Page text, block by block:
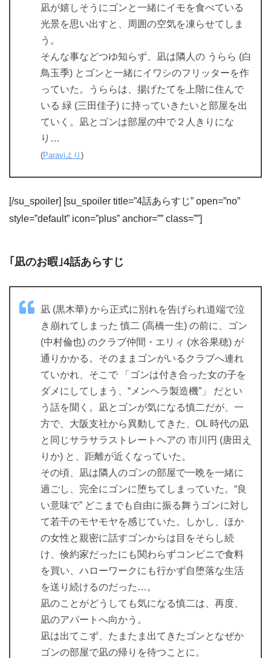
凪が嬉しそうにゴンと一緒にイモを食べている
光景を思い出すと、周囲の空気を凍らせてしま
う。
そんな事などつゆ知らず、凪は隣人の うらら (白
鳥玉季) とゴンと一緒にイワシのフリッターを作
っていた。うららは、揚げたてを上階に住んで
いる 緑 (三田佳子) に持っていきたいと部屋を出
ていく。凪とゴンは部屋の中で２人きりにな
り…
(Paraviより )
[/su_spoiler] [su_spoiler title=”4話あらすじ” open=”no”
style=”default” icon=”plus” anchor=”” class=””]
｢凪のお暇｣4話あらすじ
凪 (黒木華) から正式に別れを告げられ道端で泣
き崩れてしまった 慎二 (高橋一生) の前に、ゴン
(中村倫也) のクラブ仲間・エリィ (水谷果穂) が
通りかかる。そのままゴンがいるクラブへ連れ
ていかれ、そこで 「ゴンは付き合った女の子を
ダメにしてしまう、“メンヘラ製造機”」 だとい
う話を聞く。凪とゴンが気になる慎二だが、一
方で、大阪支社から異動してきた、OL 時代の凪
と同じサラサラストレートヘアの 市川円 (唐田え
りか) と、距離が近くなっていた。
その頃、凪は隣人のゴンの部屋で一晩を一緒に
過ごし、完全にゴンに堕ちてしまっていた。“良
い意味で” どこまでも自由に振る舞うゴンに対し
て若干のモヤモヤを感じていた。しかし、ほか
の女性と親密に話すゴンからは目をそらし続
け、倹約家だったにも関わらずコンビニで食料
を買い、ハローワークにも行かず自堕落な生活
を送り続けるのだった…。
凪のことがどうしても気になる慎二は、再度、
凪のアパートへ向かう。
凪は出てこず、たまたま出てきたゴンとなぜか
ゴンの部屋で凪の帰りを待つことに。